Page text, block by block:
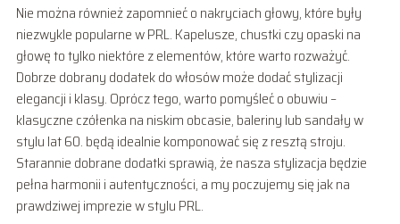
Nie można również zapomnieć o nakryciach głowy, które były
niezwykle popularne w PRL. Kapelusze, chustki czy opaski na
głowę to tylko niektóre z elementów, które warto rozważyć.
Dobrze dobrany dodatek do włosów może dodać stylizacji
elegancji i klasy. Oprócz tego, warto pomyśleć o obuwiu –
klasyczne czółenka na niskim obcasie, baleriny lub sandały w
stylu lat 60. będą idealnie komponować się z resztą stroju.
Starannie dobrane dodatki sprawią, że nasza stylizacja będzie
pełna harmonii i autentyczności, a my poczujemy się jak na
prawdziwej imprezie w stylu PRL.